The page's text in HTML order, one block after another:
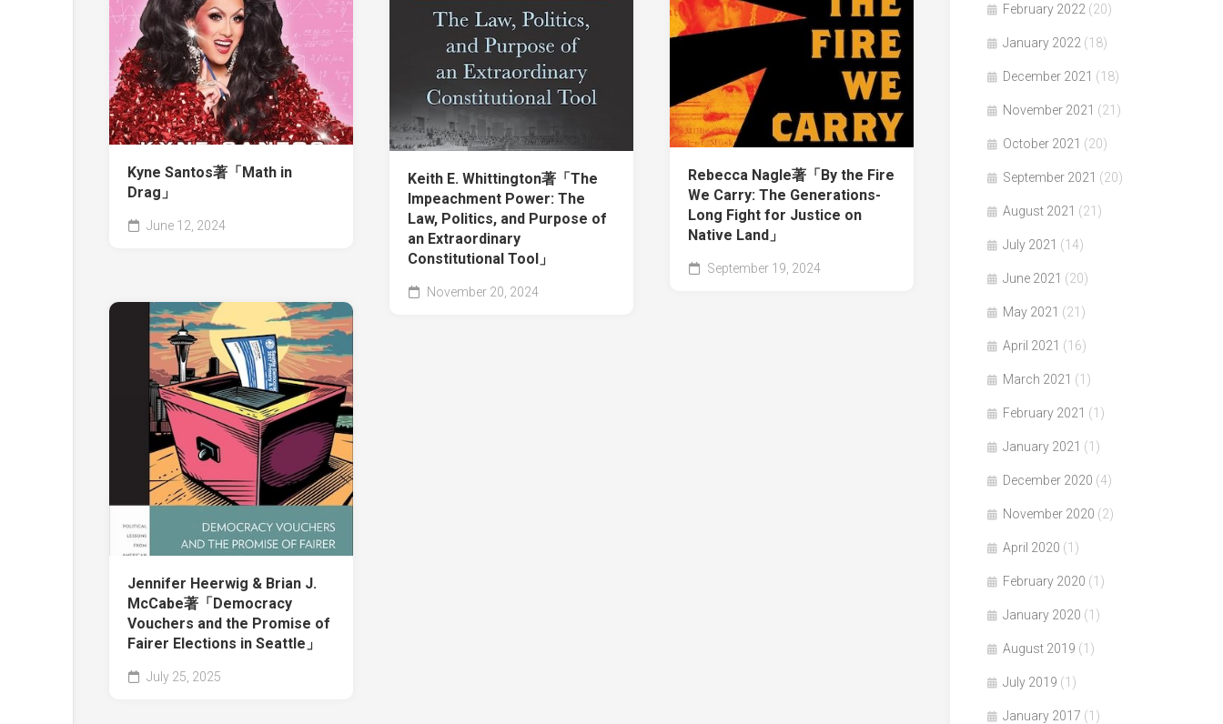
Kyne Santos著「Math in
Drag」
June 12, 2024
Keith E. Whittington著「The
Impeachment Power: The
Law, Politics, and Purpose of
an Extraordinary
Constitutional Tool」
November 20, 2024
Rebecca Nagle著「By the Fire
We Carry: The Generations-
Long Fight for Justice on
Native Land」
September 19, 2024
Jennifer Heerwig & Brian J.
McCabe著「Democracy
Vouchers and the Promise of
Fairer Elections in Seattle」
July 25, 2025
February 2022 (20)
January 2022 (18)
December 2021 (18)
November 2021 (21)
October 2021 (20)
September 2021 (20)
August 2021 (21)
July 2021 (14)
June 2021 (20)
May 2021 (21)
April 2021 (16)
March 2021 (1)
February 2021 (1)
January 2021 (1)
December 2020 (4)
November 2020 (2)
April 2020 (1)
February 2020 (1)
January 2020 (1)
August 2019 (1)
July 2019 (1)
January 2017 (1)